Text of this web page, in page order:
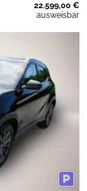
22.599,00 €
ausweisbar